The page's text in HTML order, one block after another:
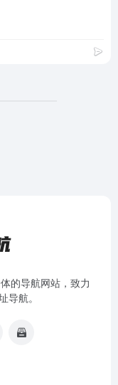
的导航网站，致力
导航。